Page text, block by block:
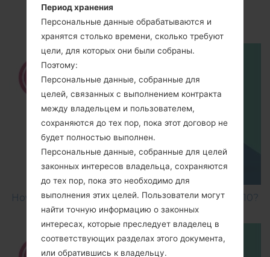
How to Enable Developer Options & USB
Debugging on LG ?
How to Factory Reset through menu on LG KF510?
Период хранения
Персональные данные обрабатываются и
хранятся столько времени, сколько требуют
цели, для которых они были собраны.
Поэтому:
Персональные данные, собранные для
целей, связанных с выполнением контракта
между владельцем и пользователем,
сохраняются до тех пор, пока этот договор не
будет полностью выполнен.
Персональные данные, собранные для целей
законных интересов владельца, сохраняются
до тех пор, пока это необходимо для
выполнения этих целей. Пользователи могут
найти точную информацию о законных
интересах, которые преследует владелец в
соответствующих разделах этого документа,
или обратившись к владельцу.